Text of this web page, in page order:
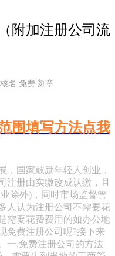
附加注册公司流
名 免费 刻章
围填写方法点我
，国家鼓励年轻人创业，
注册由实缴改成认缴，且
除外)，同时市场监督管
人认为注册公司不需要花
需要花费费用的如办公地
免费注册公司呢?接下来
一.免费注册公司的方法